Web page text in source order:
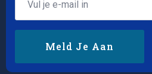
Meld Je Aan